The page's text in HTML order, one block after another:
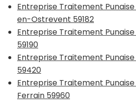
Entreprise Traitement
en-Ostrevent 59182
Entreprise Traitement
59190
Entreprise Traitement Punaise
59420
Entreprise Traitement
Ferrain 59960